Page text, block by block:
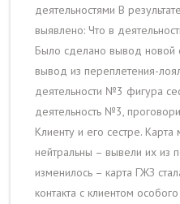
деятельностями В
выявлено: Что в
Было сделано вывод новой
вывод из переплетения-
деятельности №3 фигура
деятельность №3,
Клиенту и его сестре.
нейтральны – вывели их из
изменилось – карта ГЖЗ
контакта с клиентом